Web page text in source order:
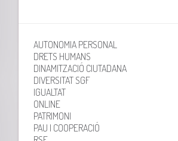
AUTONOMIA PERSONAL
DRETS HUMANS
DINAMITZACIÓ CIUTADANA
DIVERSITAT SGF
IGUALTAT
ONLINE
PATRIMONI
PAU I COOPERACIÓ